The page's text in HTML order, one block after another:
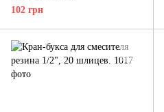
102 грн